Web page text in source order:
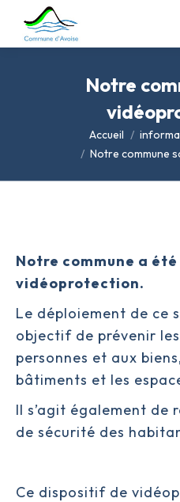
Notre
Vous êtes ici :Accueil
Notre commune
Notre commune a
vidéoprotection.
Le déploiement de ce
objectif de prévenir
personnes et aux
bâtiments et les
Il s’agit également de
de sécurité des
Ce dispositif de